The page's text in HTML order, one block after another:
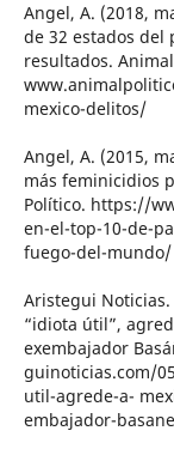
Angel, A. (2018,
de 32 estados del
resultados.
mexico-delitos/
Angel, A. (2015,
más feminicidios
Político. https://
en-el-top-10-de-
fuego-del-mundo/
Aristegui
“idiota útil”,
exembajador
guinoticias.com/
util-agrede-a-
embajador-